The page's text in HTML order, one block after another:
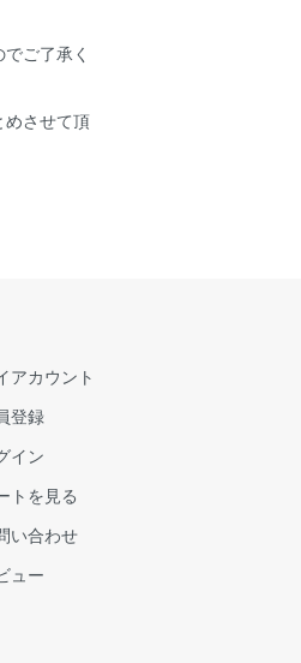
ご了承く
めさせて頂
アカウント
登録
イン
トを見る
い合わせ
ュー